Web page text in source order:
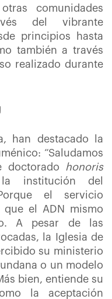
comunidades
del vibrante
principios hasta
también a través
realizado durante
han destacado la
“Saludamos
doctorado
honoris
institución del
el servicio
que el ADN mismo
A pesar de las
la Iglesia de
su ministerio
o un modelo
bien, entiende su
la aceptación